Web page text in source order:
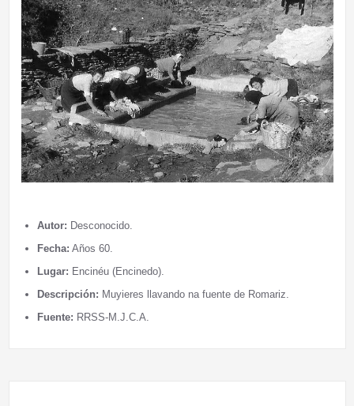
Autor: Desconocido.
Fecha: Años 60.
Lugar: Encinéu (Encinedo).
Descripción: Muyieres llavando na fuente de Romariz.
Fuente: RRSS-M.J.C.A.